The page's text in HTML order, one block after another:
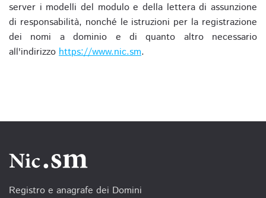
server i modelli del modulo e della lettera di assunzione
di responsabilità, nonché le istruzioni per la registrazione
dei nomi a dominio e di quanto altro necessario
all'indirizzo https://www.nic.sm.
Registro e anagrafe dei Domini